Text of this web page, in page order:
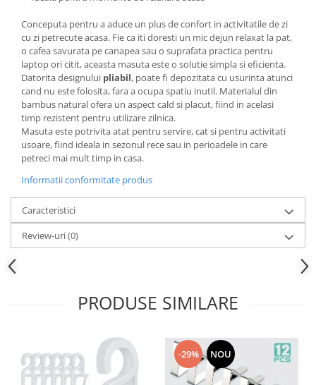
Jucarii de plaja
Genti de plaja
Piscine gonflabile
Prosoape si rogojini
Evantaie
HoReCa
Conceputa pentru a aduce un plus de confort in activitatile de zi
cu zi petrecute acasa. Fie ca iti doresti un mic dejun relaxat la pat,
o cafea savurata pe canapea sau o suprafata practica pentru
laptop ori citit, aceasta masuta este o solutie simpla si eficienta.
Datorita designului pliabil, poate fi depozitata cu usurinta atunci
cand nu este folosita, fara a ocupa spatiu inutil. Materialul din
bambus natural ofera un aspect cald si placut, fiind in acelasi
timp rezistent pentru utilizare zilnica.
Masuta este potrivita atat pentru servire, cat si pentru activitati
usoare, fiind ideala in sezonul rece sau in perioadele in care
petreci mai mult timp in casa.
Informatii conformitate produs
Caracteristici
Review-uri(0)
PRODUSE SIMILARE
-29% NOU